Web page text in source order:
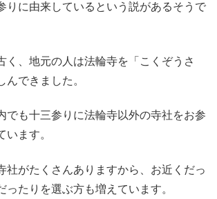
りに由来しているという説があるそうで
く、地元の人は法輪寺を「こくぞうさ
んできました。
でも十三参りに法輪寺以外の寺社をお参
います。
社がたくさんありますから、お近くだっ
ったりを選ぶ方も増えています。